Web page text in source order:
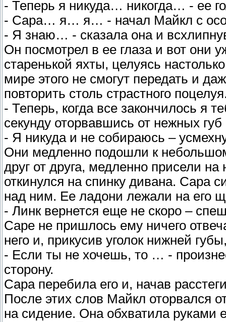
- Теперь я никуда… никогда… - ее
- Сара… я… я… - начал Майкл с
- Я знаю… - сказала она и
Он посмотрел в ее глаза и вот они
старенькой яхты, целуясь
мире этого не смогут передать и
повторить столь страстного
- Теперь, когда все закончилось я
секунду оторвавшись от нежных
- Я никуда и не собираюсь –
Они медленно подошли к
друг от друга, медленно присели
откинулся на спинку дивана. Сара
над ним. Ее ладони лежали на его
- Линк вернется еще не скоро –
Саре не пришлось ему ничего
него и, прикусив уголок нижней
- Если ты не хочешь, то … -
сторону.
Сара перебила его и, начав
После этих слов Майкл оторвался
на сидение. Она обхватила руками